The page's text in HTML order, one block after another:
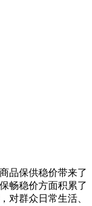
品保供稳价带来了
畅稳价方面积累了
对群众日常生活、